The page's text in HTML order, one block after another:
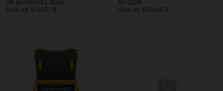
VP 16+20+25 L-Boxx
Ürün no. 571187 R
A1-32kN
Ürün no. 572061 R